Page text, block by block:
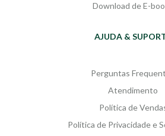
Download de E-
AJUDA &
Perguntas
Atendimento
Política de
Política de Privacidade e